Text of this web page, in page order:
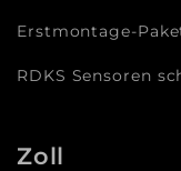
Erstmontage-
RDKS Sensoren
Zoll